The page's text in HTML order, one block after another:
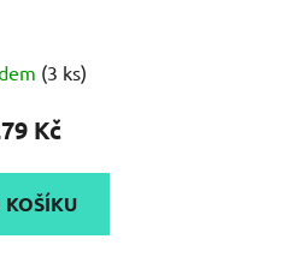
(3 ks)
Kč
KOŠÍKU